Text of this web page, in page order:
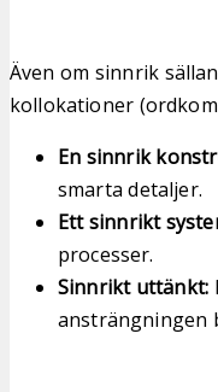
Även om sinnrik
kollokationer
En sinnrik
smarta detaljer.
Ett sinnrikt
processer.
Sinnrikt uttänkt:
ansträngningen